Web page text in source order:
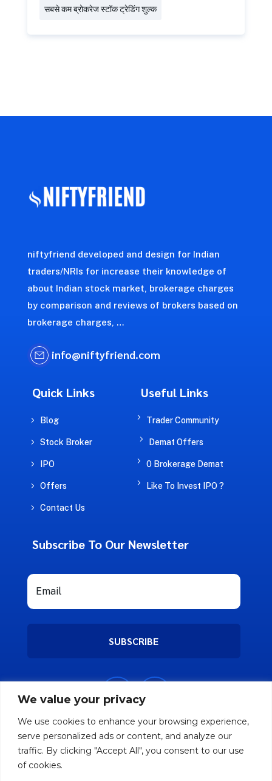
We value your privacy
We use cookies to enhance your browsing experience,
serve personalized ads or content, and analyze our
traffic. By clicking "Accept All", you consent to our use
of cookies.
सबसे कम ब्रोकरेज स्टॉक ट्रेडिंग शुल्क
niftyfriend developed and design for Indian
traders/NRIs for increase their knowledge of
about Indian stock market, brokerage charges
by comparison and reviews of brokers based on
brokerage charges, …
info@niftyfriend.com
Quick Links
5 Blog
5 Stock Broker
5 IPO
5 Offers
5 Contact Us
Useful Links
5
Trader Community
5
Demat Offers
5
0 Brokerage Demat
5
Like To Invest IPO ?
Subscribe To Our Newsletter
SUBSCRIBE